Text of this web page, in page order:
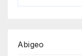
Abigeo